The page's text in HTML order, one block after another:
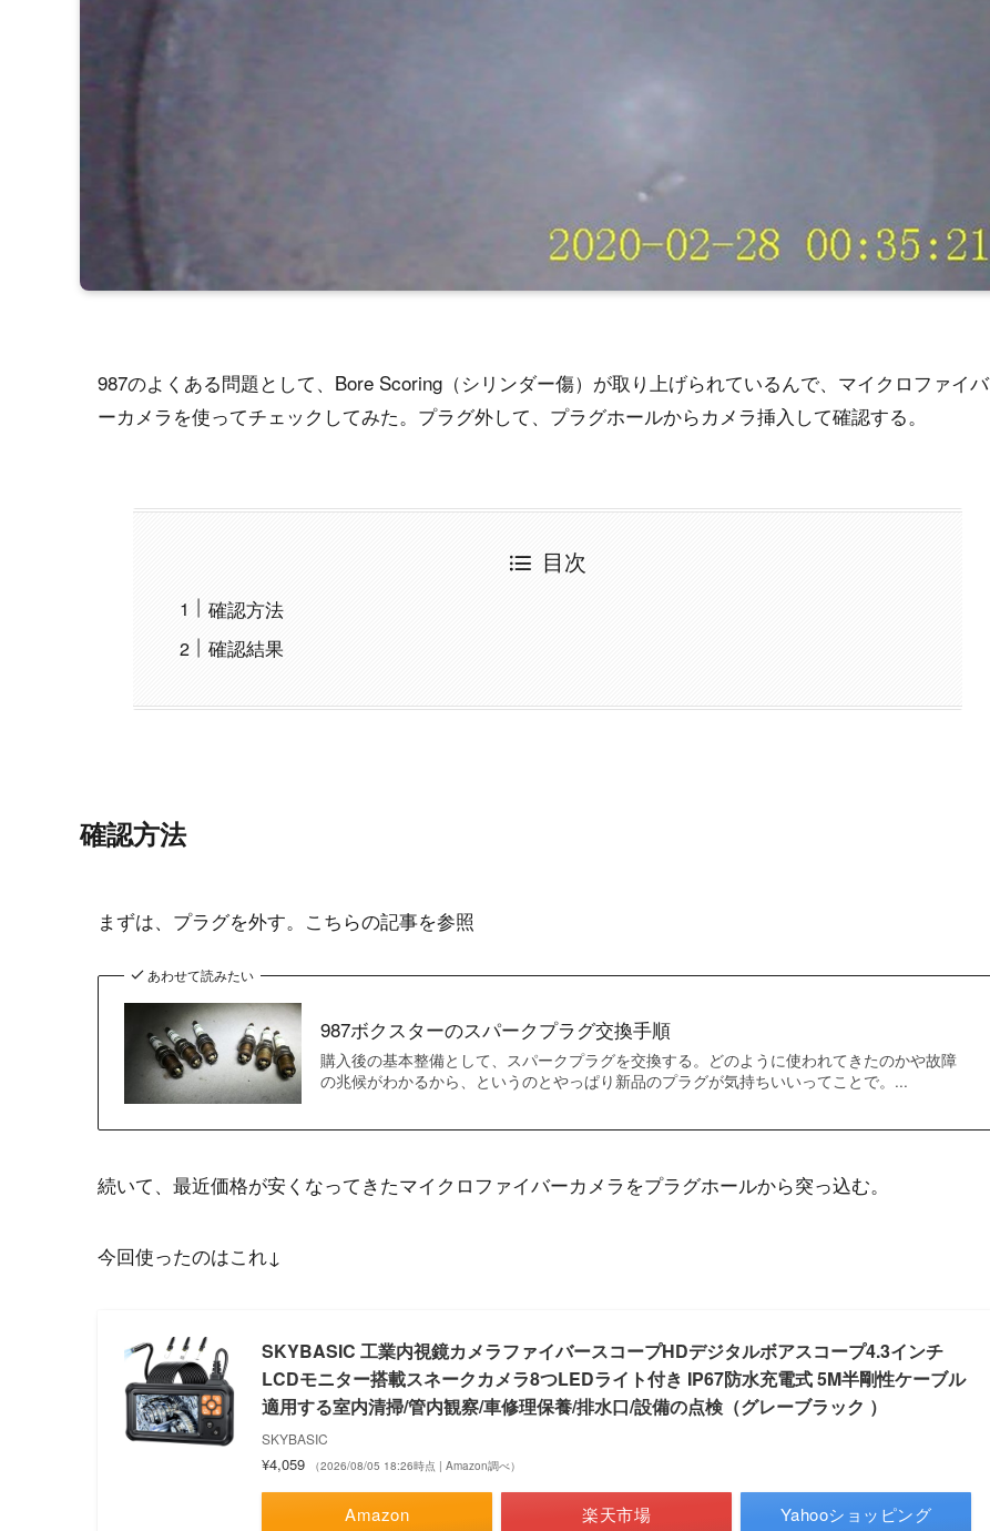
987のよくある問題として、Bore Scoring（シリンダー傷）が取り上げられているんで、マイクロファイバ
ーカメラを使ってチェックしてみた。プラグ外して、プラグホールからカメラ挿入して確認する。
目次
確認方法
確認結果
確認方法
まずは、プラグを外す。こちらの記事を参照
あわせて読みたい
987ボクスターのスパークプラグ交換手順
購入後の基本整備として、スパークプラグを交換する。どのように使われてきたのかや故障
の兆候がわかるから、というのとやっぱり新品のプラグが気持ちいいってことで。...
続いて、最近価格が安くなってきたマイクロファイバーカメラをプラグホールから突っ込む。
今回使ったのはこれ↓
SKYBASIC 工業内視鏡カメラファイバースコープHDデジタルボアスコープ4.3インチ
LCDモニター搭載スネークカメラ8つLEDライト付き IP67防水充電式 5M半剛性ケーブル
適用する室内清掃/管内観察/車修理保養/排水口/設備の点検（グレーブラック ）
SKYBASIC
¥4,059 （2026/08/05 18:26時点 | Amazon調べ）
Amazon 楽天市場 Yahooショッピング